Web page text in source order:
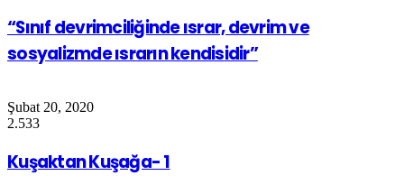
“Sınıf devrimciliğinde ısrar, devrim ve
sosyalizmde ısrarın kendisidir”
Şubat 20, 2020
2.533
Kuşaktan Kuşağa- 1